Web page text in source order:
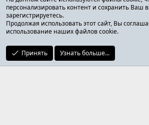
Facebook
X (Twitter)
Reddit
ОТЗЫВЫ ОНЛАЙН ФОРУМ
персонализировать контент и сохранить Ваш
зарегистрируетесь.
Продолжая использовать этот сайт, Вы
использование наших файлов cookie.
Принять Узнать больше...